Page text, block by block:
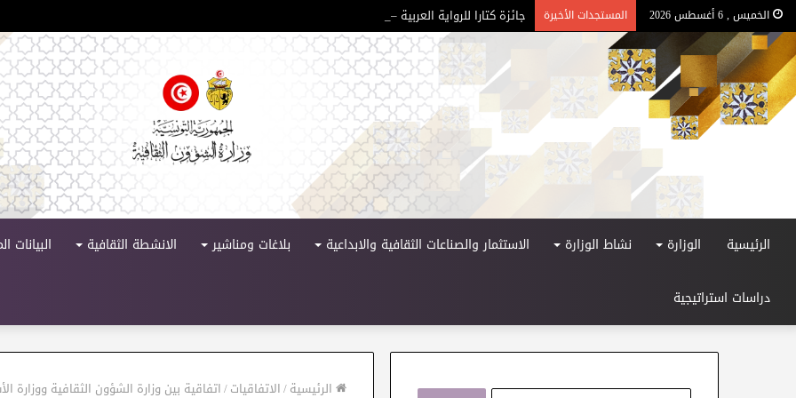
الخميس , 6 أغسطس 2026 المستجدات الأخيرة جائزة كتارا للرواية العربية – الدورة 11
الرئيسية الوزارة نشاط الوزارة الاستثمار والصناعات الثقافية والابداعية بلاغات ومناشير الانشطة الثقافية البيانات
دراسات استراتيجية
الرئيسية/الاتفاقيات/اتفاقية بين وزارة الشؤون الثقافية ووزارة